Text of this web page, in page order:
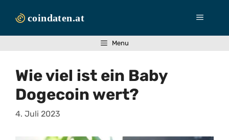
Inhalt
Menü
Menu
Wie viel ist ein Baby
Dogecoin wert?
4. Juli 2023